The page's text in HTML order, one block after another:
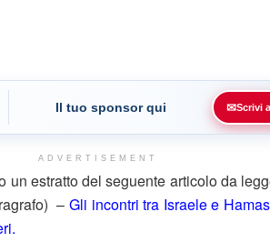
Il tuo sponsor qui ✉Scrivi
ADVERTISEMENT
un estratto del seguente articolo da
– Gli incontri tra Israele e